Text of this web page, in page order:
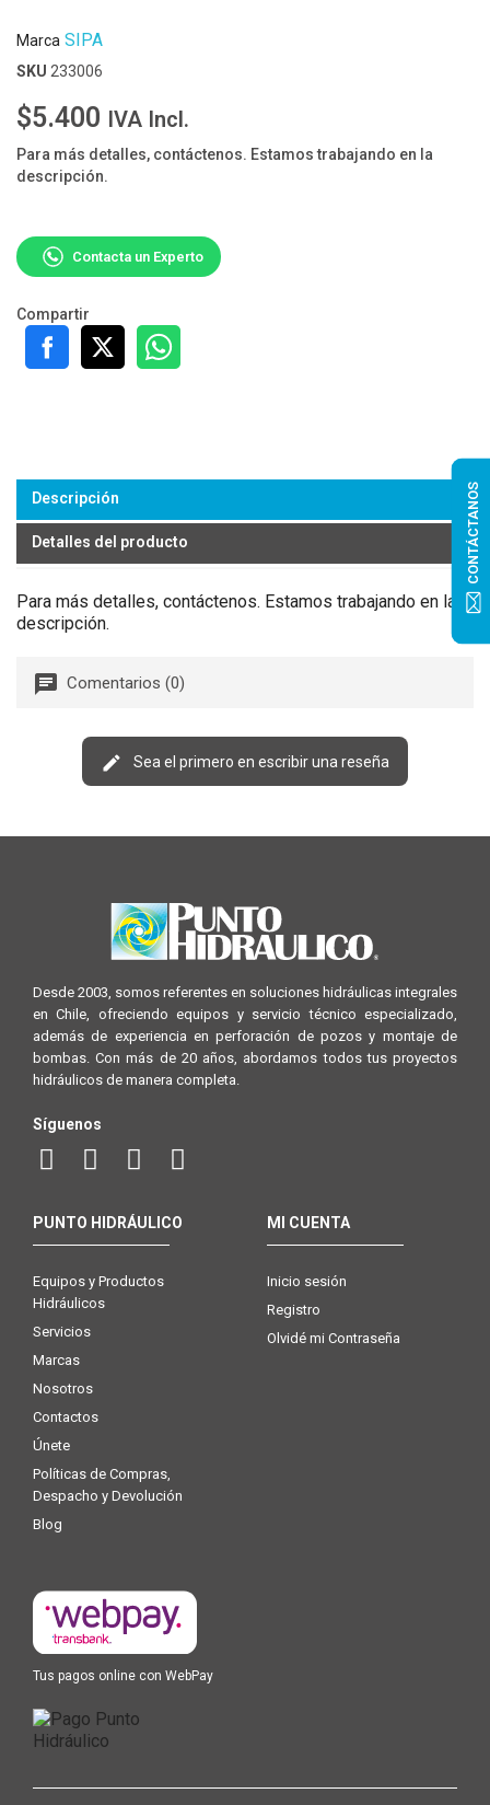
Marca SIPA
SKU 233006
$5.400 IVA Incl.
Para más detalles, contáctenos. Estamos trabajando en la
descripción.
Contacta un Experto
Compartir
Descripción
Detalles del producto
Para más detalles, contáctenos. Estamos trabajando en la
descripción.
Comentarios (0)
Sea el primero en escribir una reseña
Desde 2003, somos referentes en soluciones hidráulicas integrales
en Chile, ofreciendo equipos y servicio técnico especializado,
además de experiencia en perforación de pozos y montaje de
bombas. Con más de 20 años, abordamos todos tus proyectos
hidráulicos de manera completa.
Síguenos
PUNTO HIDRÁULICO
Equipos y Productos
Hidráulicos
Servicios
Marcas
Nosotros
Contactos
Únete
Políticas de Compras,
Despacho y Devolución
Blog
MI CUENTA
Inicio sesión
Registro
Olvidé mi Contraseña
CONTÁCTANOS
Tus pagos online con WebPay